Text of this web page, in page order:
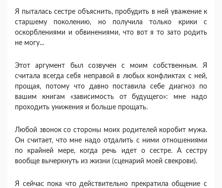
Я пыталась сестре объяснить, пробудить в ней уважение к
старшему поколению, но получила только крики с
оскорблениями и обвинениями, что вот я то зато родить
не могу...
Этот аргумент был созвучен с моим собственным. Я
считала всегда себя неправой в любых конфликтах с ней,
прощая, потому что давно поставила себе диагноз по
вашим книгам «зависимость от будущего»: мне надо
проходить унижения и больше прощать.
Любой звонок со стороны моих родителей коробит мужа.
Он считает, что мне надо отдалить с ними отношениями
по крайней мере, когда речь идет о сестре. А сестру
вообще вычеркнуть из жизни (сценарий моей свекрови).
Я сейчас пока что действительно прекратила общение с